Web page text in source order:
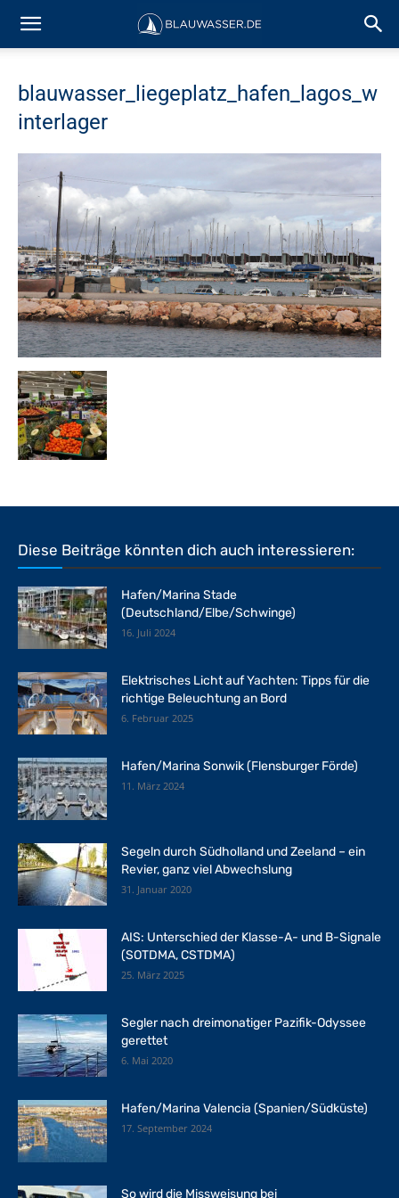
blauwasser_liegeplatz_hafen_lagos_w
interlager
Diese Beiträge könnten dich auch interessieren:
Hafen/Marina Stade
(Deutschland/Elbe/Schwinge)
16. Juli 2024
Elektrisches Licht auf Yachten: Tipps für die
richtige Beleuchtung an Bord
6. Februar 2025
Hafen/Marina Sonwik (Flensburger Förde)
11. März 2024
Segeln durch Südholland und Zeeland – ein
Revier, ganz viel Abwechslung
31. Januar 2020
AIS: Unterschied der Klasse-A- und B-Signale
(SOTDMA, CSTDMA)
25. März 2025
Segler nach dreimonatiger Pazifik-Odyssee
gerettet
6. Mai 2020
Hafen/Marina Valencia (Spanien/Südküste)
17. September 2024
So wird die Missweisung bei